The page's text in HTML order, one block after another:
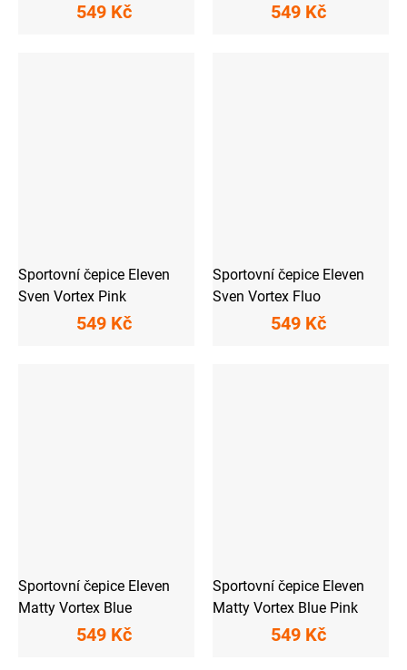
549 Kč 549 Kč
Sportovní čepice Eleven
Sven Vortex Pink
549 Kč
Sportovní čepice Eleven
Sven Vortex Fluo
549 Kč
Sportovní čepice Eleven
Matty Vortex Blue
549 Kč
Sportovní čepice Eleven
Matty Vortex Blue Pink
549 Kč